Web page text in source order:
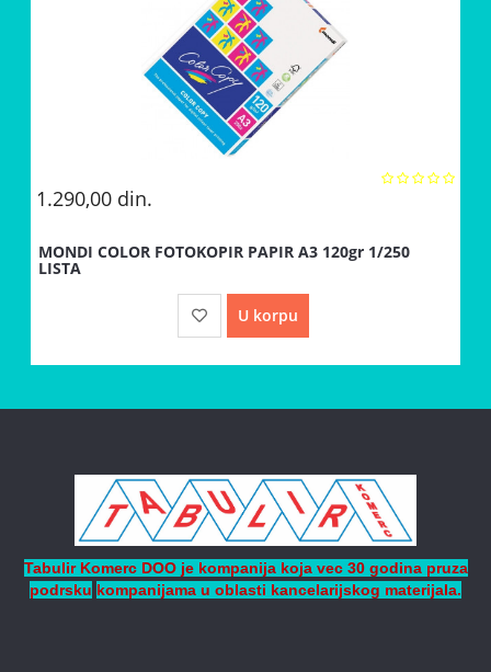
1.290,00 din.
MONDI COLOR FOTOKOPIR PAPIR A3 120gr 1/250
LISTA
U korpu
Tabulir Komerc DOO je kompanija koja vec 30 godina pruza
podrsku kompanijama u oblasti kancelarijskog materijala.